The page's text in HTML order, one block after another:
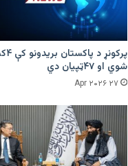
شوي او ۴۷ټپیان دي
۲۷ Apr ۲۰۲۶